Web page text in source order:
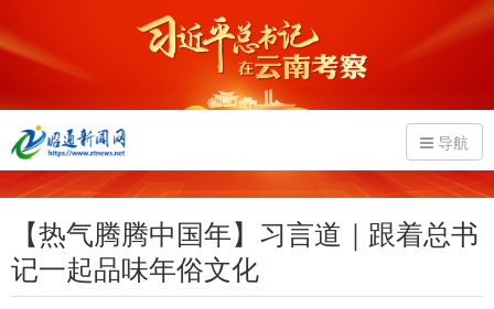
导航
【热气腾腾中国年】习言道｜跟着总书
记一起品味年俗文化